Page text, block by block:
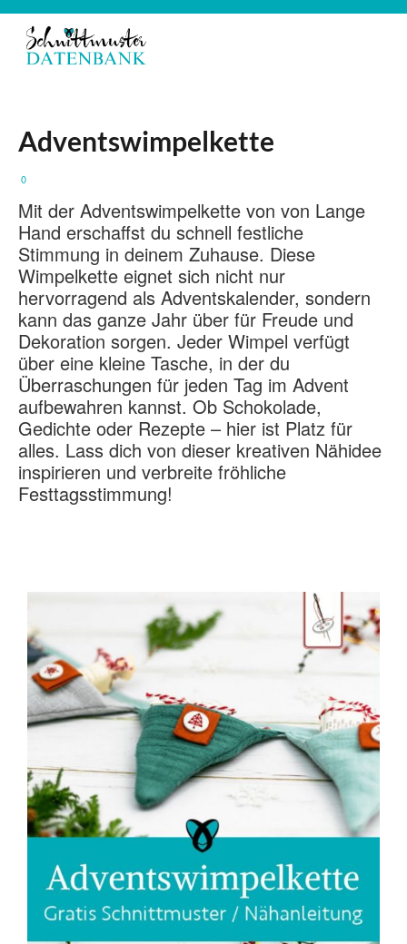
Adventswimpelkette
0
Mit der Adventswimpelkette von von Lange
Hand erschaffst du schnell festliche
Stimmung in deinem Zuhause. Diese
Wimpelkette eignet sich nicht nur
hervorragend als Adventskalender, sondern
kann das ganze Jahr über für Freude und
Dekoration sorgen. Jeder Wimpel verfügt
über eine kleine Tasche, in der du
Überraschungen für jeden Tag im Advent
aufbewahren kannst. Ob Schokolade,
Gedichte oder Rezepte – hier ist Platz für
alles. Lass dich von dieser kreativen Nähidee
inspirieren und verbreite fröhliche
Festtagsstimmung!